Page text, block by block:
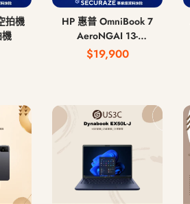
拍機
HP 惠普 OmniBook 7
AeroNGAI 13-
bg1066AU 13吋 AI 5
$19,900